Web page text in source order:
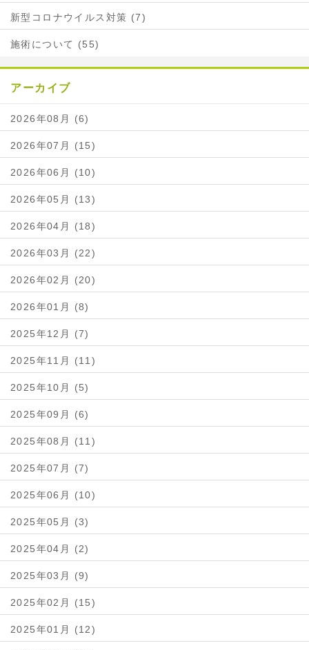
新型コロナウイルス対策 (7)
施術について (55)
アーカイブ
2026年08月 (6)
2026年07月 (15)
2026年06月 (10)
2026年05月 (13)
2026年04月 (18)
2026年03月 (22)
2026年02月 (20)
2026年01月 (8)
2025年12月 (7)
2025年11月 (11)
2025年10月 (5)
2025年09月 (6)
2025年08月 (11)
2025年07月 (7)
2025年06月 (10)
2025年05月 (3)
2025年04月 (2)
2025年03月 (9)
2025年02月 (15)
2025年01月 (12)